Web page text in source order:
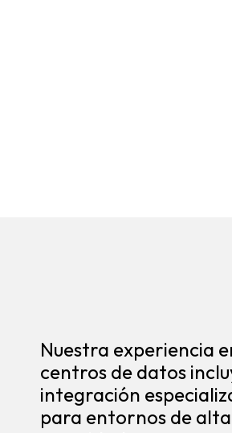
Nuestra experiencia
centros de datos
integración
para entornos de alta